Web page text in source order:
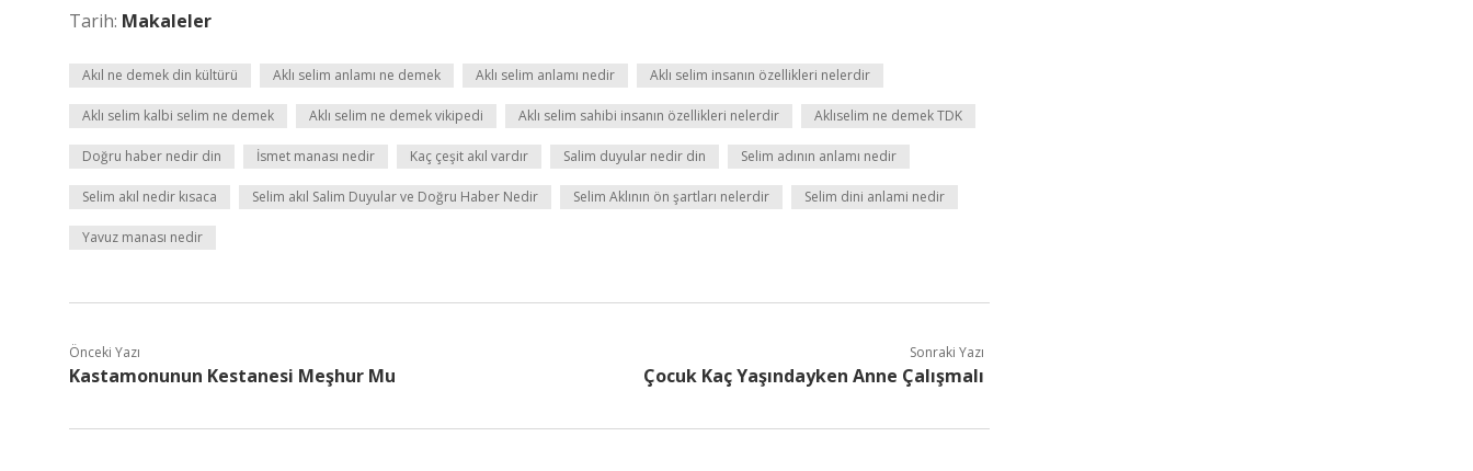
Tarih: Makaleler
Akıl ne demek din kültürü Aklı selim anlamı ne demek Aklı selim anlamı nedir Aklı selim insanın özellikleri nelerdir
Aklı selim kalbi selim ne demek Aklı selim ne demek vikipedi Aklı selim sahibi insanın özellikleri nelerdir Aklıselim ne demek TDK
Doğru haber nedir din İsmet manası nedir Kaç çeşit akıl vardır Salim duyular nedir din Selim adının anlamı nedir
Selim akıl nedir kısaca Selim akıl Salim Duyular ve Doğru Haber Nedir Selim Aklının ön şartları nelerdir Selim dini anlami nedir
Yavuz manası nedir
Önceki Yazı
Kastamonunun Kestanesi Meşhur Mu
Sonraki Yazı
Çocuk Kaç Yaşındayken Anne Çalışmalı